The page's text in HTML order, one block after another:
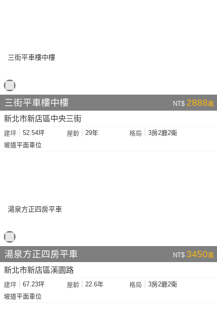
三街平車樓中樓 NT$ 2888萬
新北市新店區中央三街
建坪 52.54坪 屋齡 29年 格局
3房2廳2衛
坡道平面車位
湯泉方正四房平車 NT$ 3450萬
新北市新店區溪園路
建坪 67.23坪 屋齡 22.6年 格局
3房2廳2衛
坡道平面車位